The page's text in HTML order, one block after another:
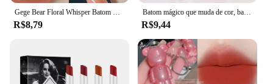
Gege Bear Floral Whisper Batom Hidratante Espelho Brilho - Acabamento Gelatinoso Brilhante, Bala em Forma de Coração, Bálsamo Labial Hidratante
R$8,79
Batom mágico que muda de cor, batom de longa duração à prova d'água, batom vermelho, maquiagem kawaii, cosméticos fofos para meninas, novo
R$9,44